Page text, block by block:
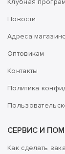
Клубная
Новости
Адреса
Оптовикам
Контакты
Политика
СЕРВИС И
Как сделать